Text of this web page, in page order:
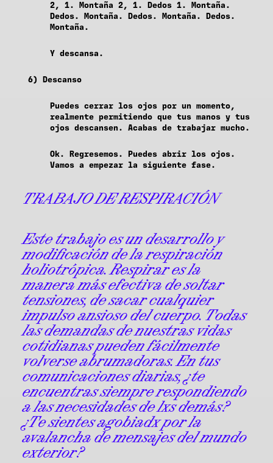
2, 1. Montaña 2, 1. Dedos 1. Montaña.
Dedos. Montaña. Dedos. Montaña. Dedos.
Montaña.
Y descansa.
6) Descanso
Puedes cerrar los ojos por un momento,
realmente permitiendo que tus manos y tus
ojos descansen. Acabas de trabajar mucho.
Ok. Regresemos. Puedes abrir los ojos.
Vamos a empezar la siguiente fase.
TRABAJO DE RESPIRACIÓN
Este trabajo es un desarrollo y
modificación de la respiración
holiotrópica. Respirar es la
manera más efectiva de soltar
tensiones, de sacar cualquier
impulso ansioso del cuerpo. Todas
las demandas de nuestras vidas
cotidianas pueden fácilmente
volverse abrumadoras. En tus
comunicaciones diarias, ¿te
encuentras siempre respondiendo
a las necesidades de lxs demás?
¿Te sientes agobiadx por la
avalancha de mensajes del mundo
exterior?